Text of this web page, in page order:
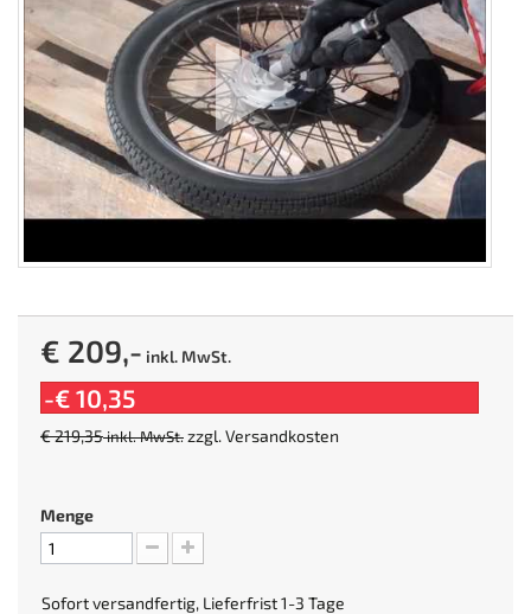
€ 209,- inkl. MwSt.
-€ 10,35
€ 219,35inkl. MwSt.zzgl.Versandkosten
Menge
Sofort versandfertig, Lieferfrist 1-3 Tage